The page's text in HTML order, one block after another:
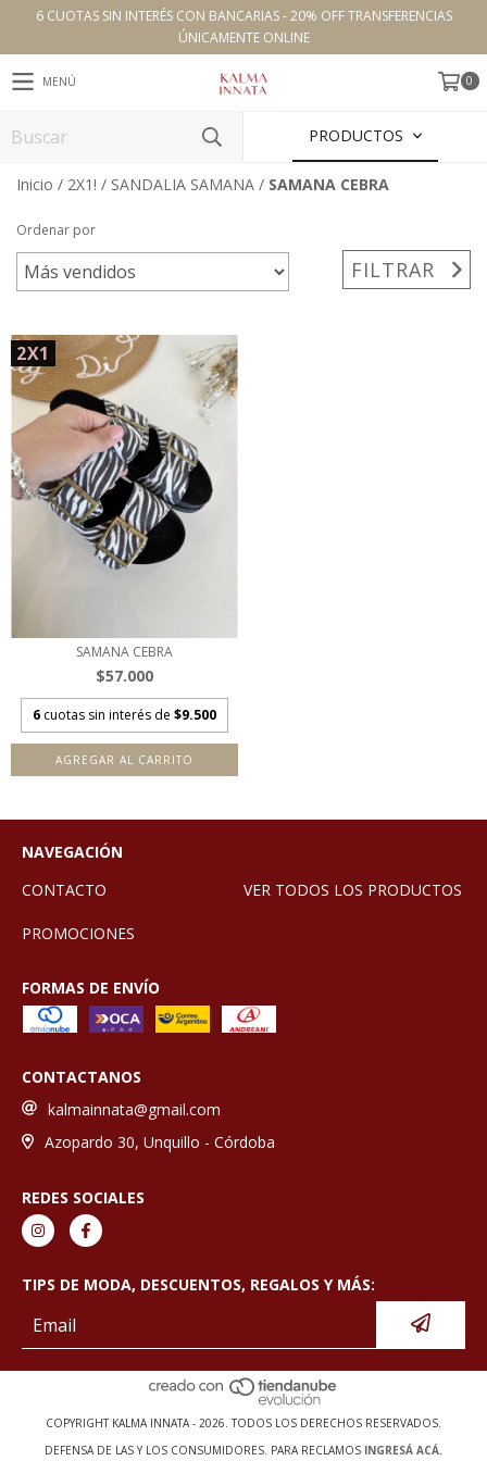
6 CUOTAS SIN INTERÉS CON BANCARIAS - 20% OFF TRANSFERENCIAS
ÚNICAMENTE ONLINE
MENÚ 0
PRODUCTOS
Inicio / 2X1! / SANDALIA SAMANA / SAMANA CEBRA
Ordenar por
FILTRAR
2X1
SAMANA CEBRA
$57.000
6 cuotas sin interés de $9.500
AGREGAR AL CARRITO
NAVEGACIÓN
CONTACTO
VER TODOS LOS PRODUCTOS
PROMOCIONES
FORMAS DE ENVÍO
CONTACTANOS
kalmainnata@gmail.com
Azopardo 30, Unquillo - Córdoba
REDES SOCIALES
TIPS DE MODA, DESCUENTOS, REGALOS Y MÁS:
COPYRIGHT KALMA INNATA - 2026. TODOS LOS DERECHOS RESERVADOS.
DEFENSA DE LAS Y LOS CONSUMIDORES. PARA RECLAMOS INGRESÁ ACÁ.